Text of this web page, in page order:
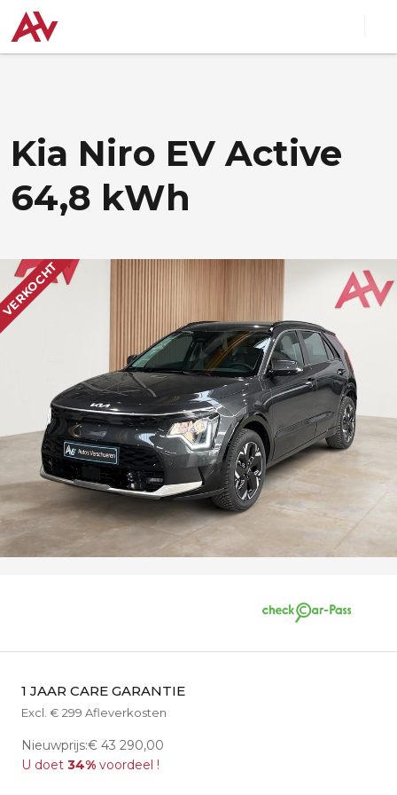
Kia Niro EV Active
64,8 kWh
VERKOCHT
1 JAAR CARE GARANTIE
Excl. € 299 Afleverkosten
Nieuwprijs:€ 43 290,00
U doet 34% voordeel !